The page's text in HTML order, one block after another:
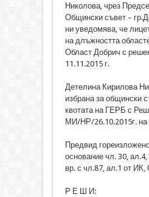
Николова, чрез
Общински съвет –
ни уведомява, че
на длъжността
Област Добрич с
11.11.2015 г.
Детелина Кирилова
избрана за общински
квотата на ГЕРБ с
МИ/НР/26.10.2015г.
Предвид
основание чл. 30,
вр. с чл.87, ал.1 от
Р Е Ш И: